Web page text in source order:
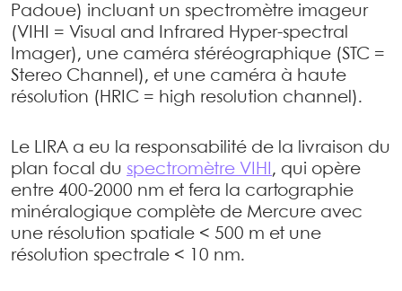
Padoue) incluant un spectromètre imageur
(VIHI = Visual and Infrared Hyper-spectral
Imager), une caméra stéréographique (STC =
Stereo Channel), et une caméra à haute
résolution (HRIC = high resolution channel).
Le LIRA a eu la responsabilité de la livraison du
plan focal du spectromètre VIHI , qui opère
entre 400-2000 nm et fera la cartographie
minéralogique complète de Mercure avec
une résolution spatiale < 500 m et une
résolution spectrale < 10 nm.